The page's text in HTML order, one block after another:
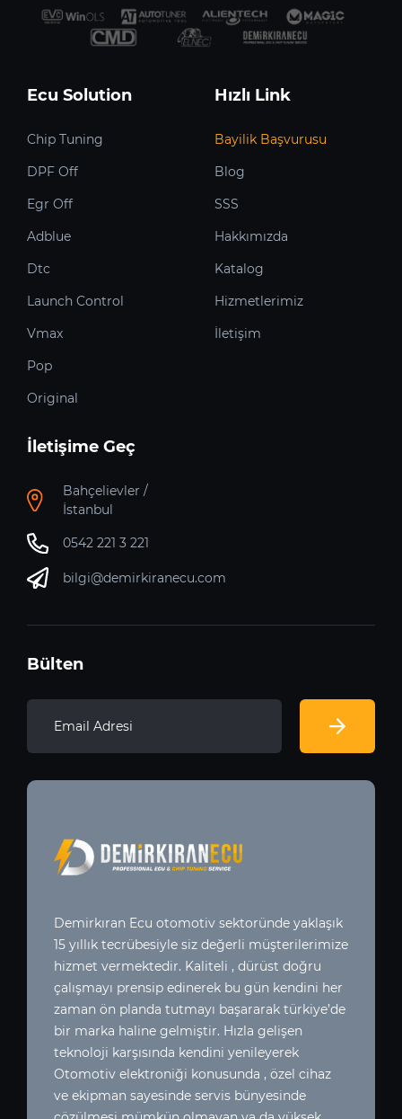
Ecu Solution
Chip Tuning
DPF Off
Egr Off
Adblue
Dtc
Launch Control
Vmax
Pop
Original
Hızlı Link
Bayilik Başvurusu
Blog
SSS
Hakkımızda
Katalog
Hizmetlerimiz
İletişim
İletişime Geç
Bahçelievler /
İstanbul
0542 221 3 221
bilgi@demirkiranecu.com
Bülten
Demirkıran Ecu otomotiv sektoründe yaklaşık
15 yıllık tecrübesiyle siz değerli müşterilerimize
hizmet vermektedir. Kaliteli , dürüst doğru
çalışmayı prensip edinerek bu gün kendini her
zaman ön planda tutmayı başararak türkiye’de
bir marka haline gelmiştir. Hızla gelişen
teknoloji karşısında kendini yenileyerek
Otomotiv elektroniği konusunda , özel cihaz
ve ekipman sayesinde servis bünyesinde